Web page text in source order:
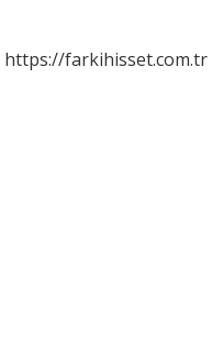
https://farkihisset.com.tr